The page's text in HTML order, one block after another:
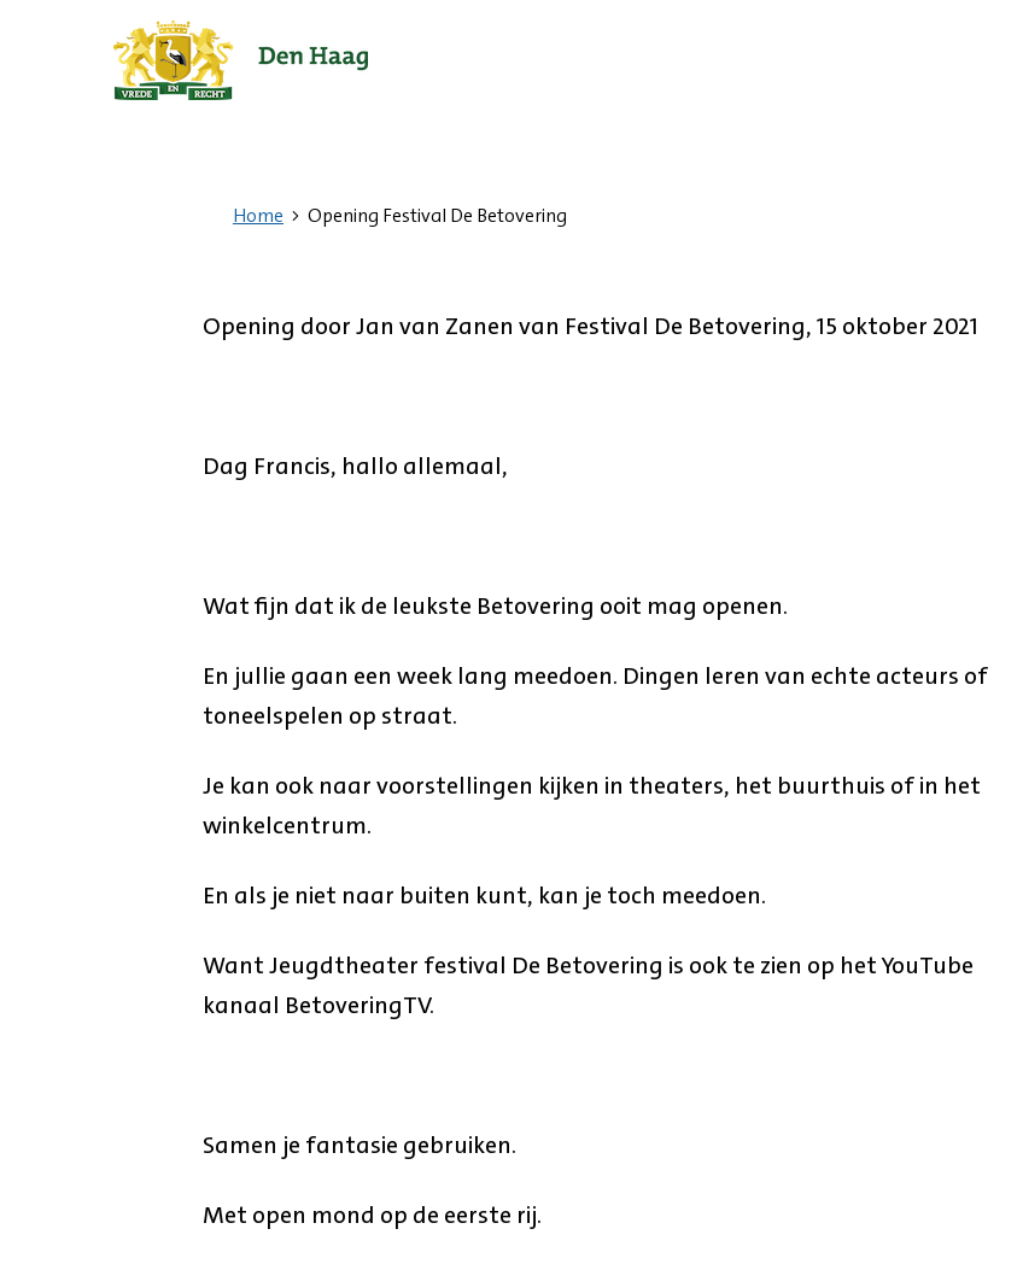
Ga
naar
Home Opening Festival De Betovering
Opening door Jan van Zanen van Festival De Betovering, 15 oktober 2021
Dag Francis, hallo allemaal,
Wat fijn dat ik de leukste Betovering ooit mag openen.
En jullie gaan een week lang meedoen. Dingen leren van echte acteurs of
toneelspelen op straat.
Je kan ook naar voorstellingen kijken in theaters, het buurthuis of in het
winkelcentrum.
En als je niet naar buiten kunt, kan je toch meedoen.
Want Jeugdtheater festival De Betovering is ook te zien op het YouTube
kanaal BetoveringTV.
Samen je fantasie gebruiken.
Met open mond op de eerste rij.